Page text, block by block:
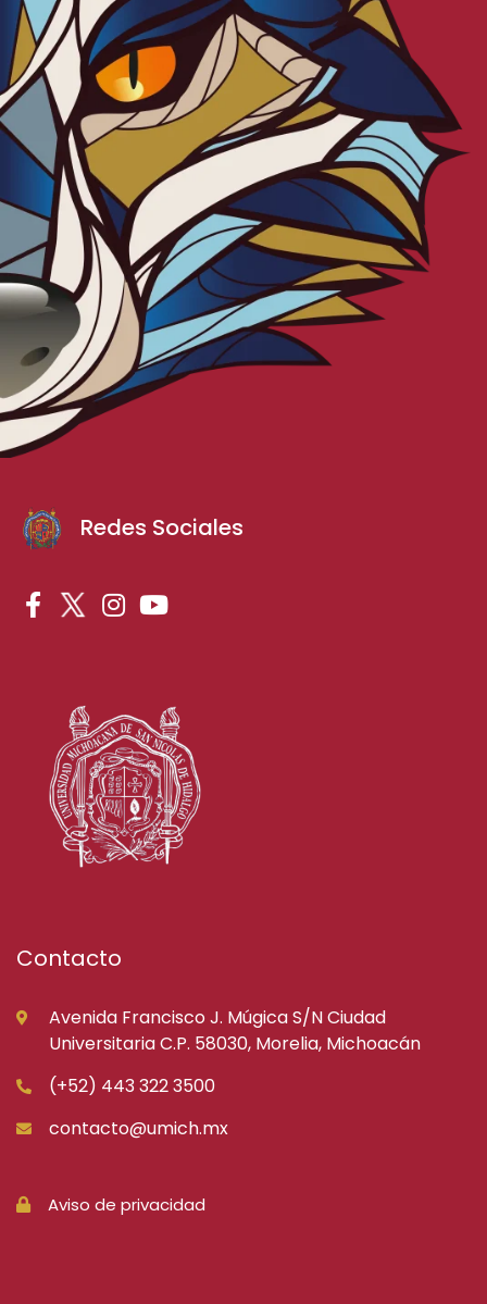
Redes Sociales
Contacto
Avenida Francisco J. Múgica S/N Ciudad
Universitaria C.P. 58030, Morelia, Michoacán
(+52) 443 322 3500
contacto@umich.mx
Aviso de privacidad